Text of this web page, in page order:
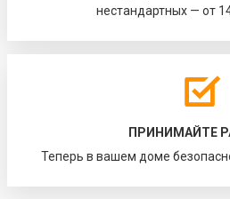
нестандартных — от
ПРИНИМАЙТЕ
Теперь в вашем доме